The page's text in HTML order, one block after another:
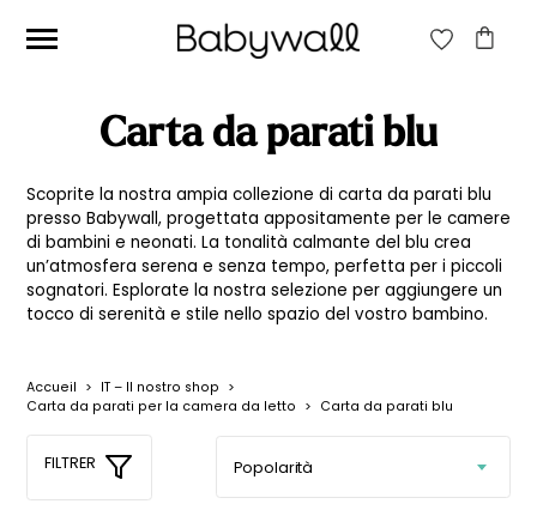
Carta da parati blu
Scoprite la nostra ampia collezione di carta da parati blu
presso Babywall, progettata appositamente per le camere
di bambini e neonati. La tonalità calmante del blu crea
un’atmosfera serena e senza tempo, perfetta per i piccoli
sognatori. Esplorate la nostra selezione per aggiungere un
tocco di serenità e stile nello spazio del vostro bambino.
Accueil > IT – Il nostro shop >
Carta da parati per la camera da letto > Carta da parati blu
FILTRER
Prezzo
Min
Prezzo
Max
Filtra
Prezzo:20€ —40€